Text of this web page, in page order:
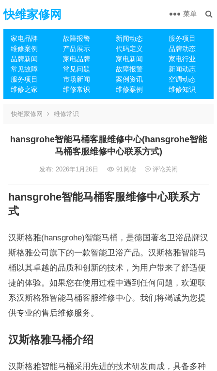
快维家修网
家电品牌 故障报警 新闻动态
服务项目
维修案例
产品展示 代码定义
品牌动态
品牌新闻
家电品牌 家电新闻
家电行业
常见故障
常见问题 故障报警
新闻动态
服务项目
市场新闻 案例资讯
空调动态
维修之家
维修常识 维修案例 维修知识
菜单
快维家修网 维修常识
hansgrohe智能马桶客服维修中心(hansgrohe智能
马桶客服维修中心联系方式)
发布: 2026年1月26日 91阅读 评论关闭
hansgrohe智能马桶客服维修中心联系方
式
汉斯格雅(hansgrohe)智能马桶，是德国著名卫浴品牌汉
斯格雅公司旗下的一款智能卫浴产品。汉斯格雅智能马
桶以其卓越的品质和创新的技术，为用户带来了舒适便
捷的体验。如果您在使用过程中遇到任何问题，欢迎联
系汉斯格雅智能马桶客服维修中心。我们将竭诚为您提
供专业的售后维修服务。
汉斯格雅马桶介绍
汉斯格雅智能马桶采用先进的技术研发而成，具备多种